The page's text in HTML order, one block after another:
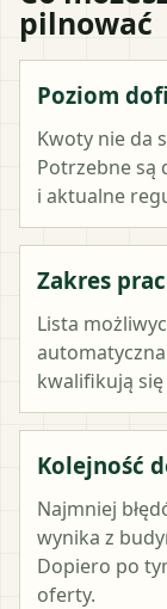
pilnować
Poziom
Kwoty nie da
Potrzebne są
i aktualne
Zakres prac
Lista
kwalifikują
Kolejność
Najmniej
wynika z
Dopiero po
oferty.